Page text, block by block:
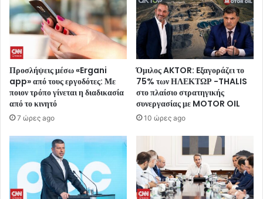
Προσλήψεις μέσω «Ergani
app» από τους εργοδότες: Με
ποιον τρόπο γίνεται η διαδικασία
από το κινητό
7 ώρες ago
Όμιλος AKTOR: Eξαγοράζει το
75% των ΗΛΕΚΤΩΡ -THALIS
στο πλαίσιο στρατηγικής
συνεργασίας με MOTOR OIL
10 ώρες ago